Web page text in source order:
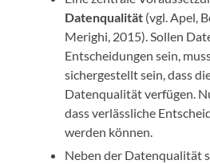
Datenqualität (vgl. Apel,
Merighi, 2015). Sollen
Entscheidungen sein,
sichergestellt sein, dass
Datenqualität verfügen.
dass verlässliche
werden können.
Neben der Datenqualität